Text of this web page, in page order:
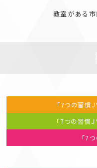
教室がある市
「7つの習慣
「7つの習慣
「7